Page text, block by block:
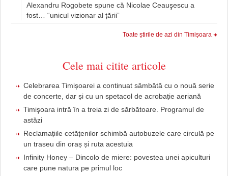
Alexandru Rogobete spune că Nicolae Ceauşescu a
fost… “unicul vizionar al țării”
Toate știrile de azi din Timișoara
Cele mai citite articole
Celebrarea Timișoarei a continuat sâmbătă cu o nouă serie
de concerte, dar și cu un spetacol de acrobație aeriană
Timişoara intră în a treia zi de sărbătoare. Programul de
astăzi
Reclamațiile cetățenilor schimbă autobuzele care circulă pe
un traseu din oraș și ruta acestuia
Infinity Honey – Dincolo de miere: povestea unei apiculturi
care pune natura pe primul loc